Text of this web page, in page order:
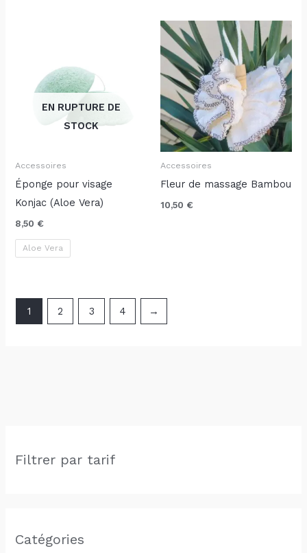
Filtrer par tarif
Catégories
EN RUPTURE DE
STOCK
Accessoires
Éponge pour visage
Konjac (Aloe Vera)
8,50 €
Aloe Vera
Accessoires
Fleur de massage Bambou
10,50 €
1 2 3 4 →